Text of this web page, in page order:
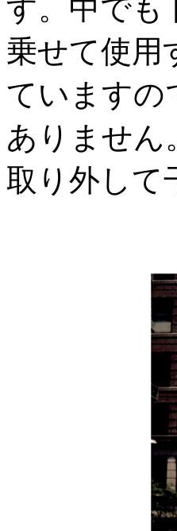
す。中でも
乗せて使用
ていますの
ありません
取り外して